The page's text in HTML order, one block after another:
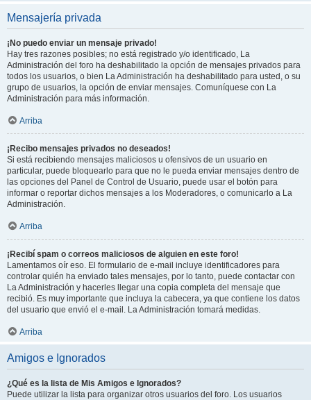
Mensajería privada
¡No puedo enviar un mensaje privado!
Hay tres razones posibles; no está registrado y/o identificado, La
Administración del foro ha deshabilitado la opción de mensajes privados para
todos los usuarios, o bien La Administración ha deshabilitado para usted, o su
grupo de usuarios, la opción de enviar mensajes. Comuníquese con La
Administración para más información.
Arriba
¡Recibo mensajes privados no deseados!
Si está recibiendo mensajes maliciosos u ofensivos de un usuario en
particular, puede bloquearlo para que no le pueda enviar mensajes dentro de
las opciones del Panel de Control de Usuario, puede usar el botón para
informar o reportar dichos mensajes a los Moderadores, o comunicarlo a La
Administración.
Arriba
¡Recibí spam o correos maliciosos de alguien en este foro!
Lamentamos oír eso. El formulario de e-mail incluye identificadores para
controlar quién ha enviado tales mensajes, por lo tanto, puede contactar con
La Administración y hacerles llegar una copia completa del mensaje que
recibió. Es muy importante que incluya la cabecera, ya que contiene los datos
del usuario que envió el e-mail. La Administración tomará medidas.
Arriba
Amigos e Ignorados
¿Qué es la lista de Mis Amigos e Ignorados?
Puede utilizar la lista para organizar otros usuarios del foro. Los usuarios